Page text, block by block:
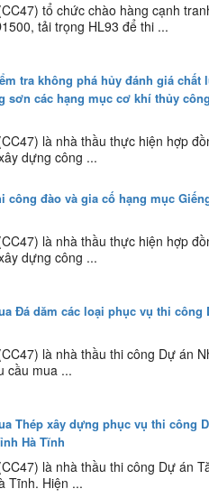
tổ chức chào hàng cạnh
tải trọng HL93 để thi ...
tra không phá hủy đánh giá chất
sơn các hạng mục cơ khí thủy
là nhà thầu thực hiện hợp
dựng công ...
công đào và gia cố hạng mục
là nhà thầu thực hiện hợp
dựng công ...
Đá dăm các loại phục vụ thi công
là nhà thầu thi công Dự án
cầu mua ...
Thép xây dựng phục vụ thi công
Hà Tĩnh
là nhà thầu thi công Dự án
Tĩnh. Hiện ...